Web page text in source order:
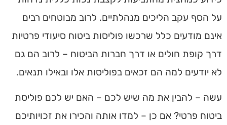
על הסף עקב הליכים מנהלתיים. לרוב מבוטחים רבים
אינם מודעים כלל שרכשו פוליסות ביטוח סיעודי פרטיות
דרך קופת חולים או דרך חברות הביטוח – לרוב הם גם
לא יודעים למה הם זכאים בפוליסות אלו ובאילו תנאים.
עשה – להבין את מה שיש לכם – האם יש לכם פוליסת
ביטוח פרטי? אם כן – למדו אותה והכירו את זכויותיכם